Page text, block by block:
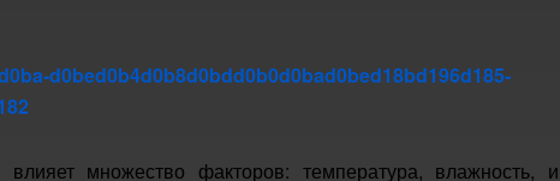
влияет множество факторов: температура, влажность, и